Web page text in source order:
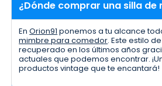
¿Dónde comprar una silla de
EnOrion91 ponemos a tu alcance
mimbre para comedor. Este estilo
recuperado en los últimos años
actuales que podemos encontrar.
productos vintage que te encantará!